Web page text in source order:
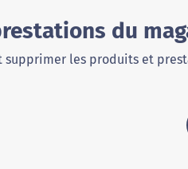
du
supprimer les produits et